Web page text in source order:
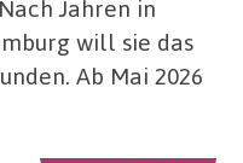
Jahren in
will sie das
Ab Mai 2026